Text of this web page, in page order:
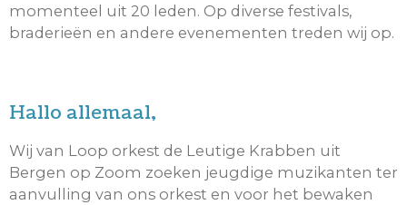
momenteel uit 20 leden. Op diverse festivals,
braderieën en andere evenementen treden wij op.
Hallo allemaal,
Wij van Loop orkest de Leutige Krabben uit
Bergen op Zoom zoeken jeugdige muzikanten ter
aanvulling van ons orkest en voor het bewaken